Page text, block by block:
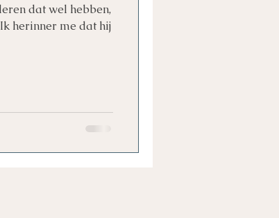
dat wel hebben,
herinner me dat hij